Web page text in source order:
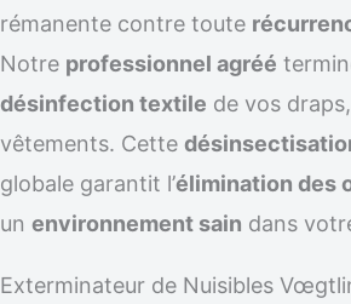
rémanente contre toute
Notre professionnel agréé
désinfection textile de vos
vêtements. Cette
globale garantit l’élimination des
un environnement sain dans
Exterminateur de Nuisibles